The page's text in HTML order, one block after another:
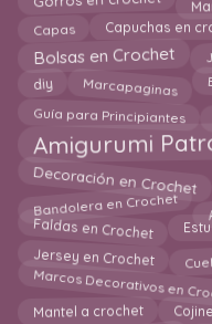
Capas Capuchas en
Bolsas en Crochet
diy Marcapaginas
Guía para Principiantes
Amigurumi
Decoración en Crochet
Bandolera en Crochet
Faldas en Crochet
Jersey en Crochet
Marcos Decorativos en
Mantel a crochet